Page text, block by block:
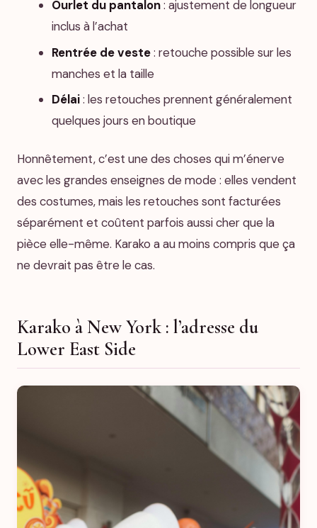
Ourlet du pantalon: ajustement de longueur
inclus à l’achat
Rentrée de veste: retouche possible sur les
manches et la taille
Délai: les retouches prennent généralement
quelques jours en boutique
Honnêtement, c’est une des choses qui m’énerve
avec les grandes enseignes de mode : elles vendent
des costumes, mais les retouches sont facturées
séparément et coûtent parfois aussi cher que la
pièce elle-même. Karako a au moins compris que ça
ne devrait pas être le cas.
Karako à New York : l’adresse du
Lower East Side